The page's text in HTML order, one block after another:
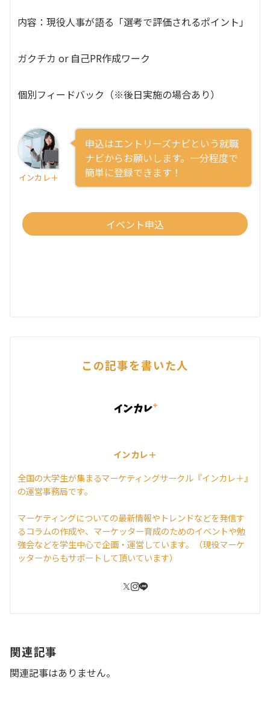
内容：現役人事が語る「選考で評価されるポイント」
ガクチカ or 自己PR作成ワーク
個別フィードバック（※後日実施の場合あり）
インカレ＋
申込はエントリーズナビという就職
ナビからお願いします。一分程度で
簡単に登録できます！
イベント申込
この記事を書いた人
インカレ＋
全国の大学生が集まるマーケティングサークル『インカレ＋』
の運営事務局です。
マーケティングについての最新情報やトレンドなどを発信す
るコラムの作成や、マーケッター育成のためのイベントや勉
強会などを学生中心で企画・運営しています。（現役マーケ
ッターからもサポートして頂いています）
関連記事
関連記事はありません。